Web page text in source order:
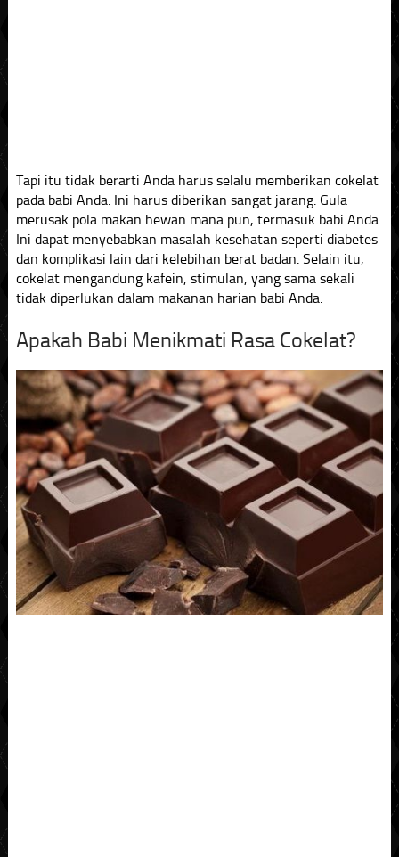
Tapi itu tidak berarti Anda harus selalu memberikan cokelat
pada babi Anda. Ini harus diberikan sangat jarang. Gula
merusak pola makan hewan mana pun, termasuk babi Anda.
Ini dapat menyebabkan masalah kesehatan seperti diabetes
dan komplikasi lain dari kelebihan berat badan. Selain itu,
cokelat mengandung kafein, stimulan, yang sama sekali
tidak diperlukan dalam makanan harian babi Anda.
Apakah Babi Menikmati Rasa Cokelat?